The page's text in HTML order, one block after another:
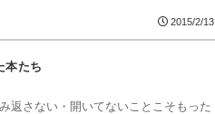
2015/2/13
本たち
返さない・開いてないことこそもった